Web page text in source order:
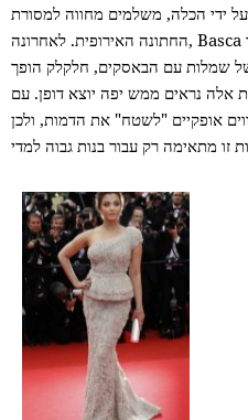
ידי הכלה, משלמים מחווה למסורת
החתונה האירופית. לאחרונה, Basca יש חנק לתוך אופנה החתונה, כך
שמלות עם הבאסקים, חלקלק הופך
אלה נראים ממש יפה יוצא דופן. עם
אופקיים "לשטח" את הדמות, ולכן